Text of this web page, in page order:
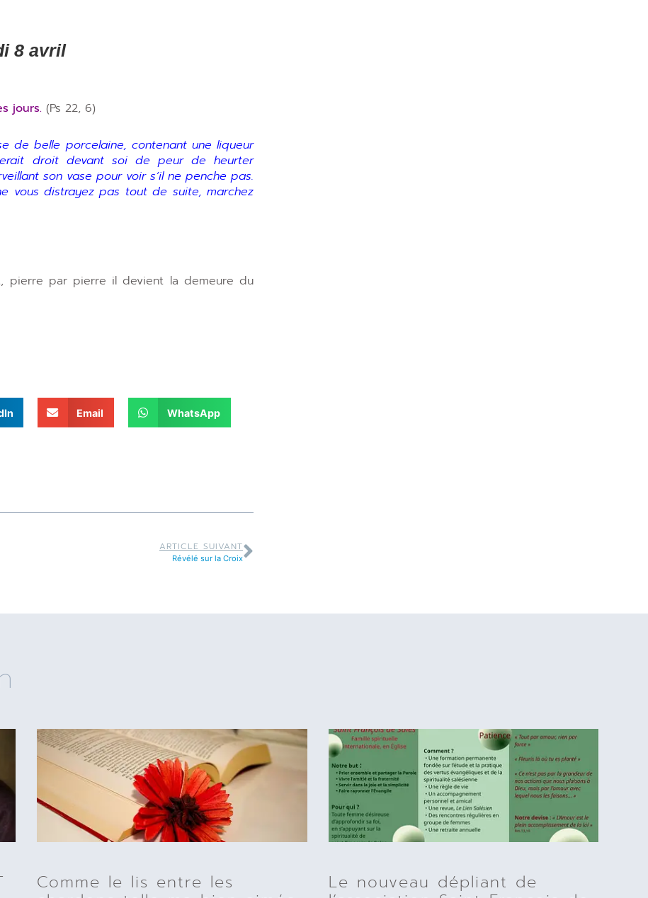
8 avril
jours. (Ps 22, 6)
de belle porcelaine, contenant une liqueur
droit devant soi de peur de heurter
son vase pour voir s’il ne penche pas.
vous distrayez pas tout de suite, marchez
pierre par pierre il devient la demeure du
Email WhatsApp
ARTICLE SUIVANT
Révélé sur la Croix
Comme le lis entre les Le nouveau dépliant de